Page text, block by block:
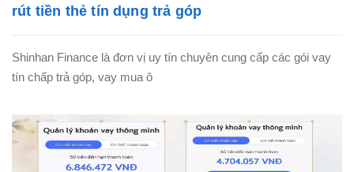
rút tiền thẻ tín dụng trả góp
Shinhan Finance là đơn vị uy tín chuyên cung cấp các gói vay
tín chấp trả góp, vay mua ô